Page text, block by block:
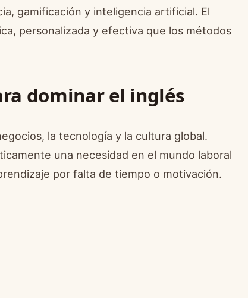
gamificación y inteligencia artificial. El
personalizada y efectiva que los métodos
dominar el inglés
la tecnología y la cultura global.
una necesidad en el mundo laboral
por falta de tiempo o motivación.